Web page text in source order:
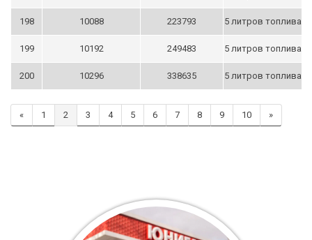
198 10088 223793 5 литров топлива
199 10192 249483 5 литров топлива
200 10296 338635 5 литров топлива
« 1 2 3 4 5 6 7 8 9 10 »